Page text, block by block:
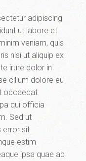
adipiscing
ut labore et
veniam, quis
nisi ut aliquip ex
irure dolor in
cillum dolore eu
occaecat
qui officia
Sed ut
error sit
estim
ipsa quae ab